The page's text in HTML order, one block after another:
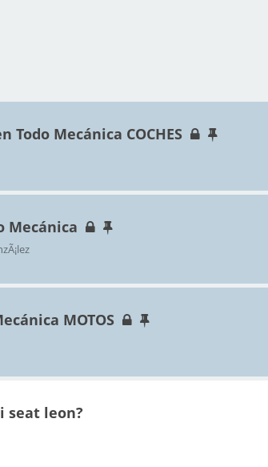
Mecánica COCHES
Mecánica
MOTOS
seat leon?